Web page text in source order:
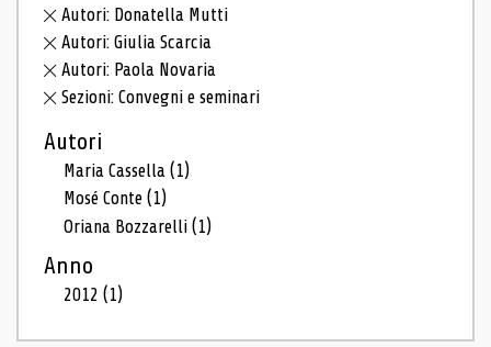
Autori: Donatella Mutti
Autori: Giulia Scarcia
Autori: Paola Novaria
Sezioni: Convegni e seminari
Autori
Maria Cassella(1)
Mosé Conte(1)
Oriana Bozzarelli(1)
Anno
2012(1)